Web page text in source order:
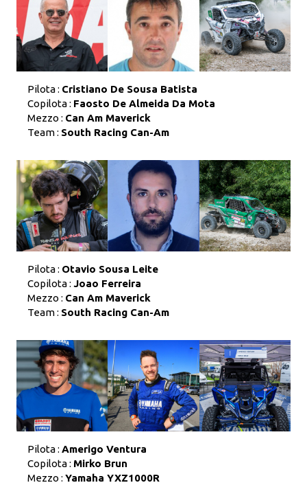
Pilota : Cristiano De Sousa Batista
Copilota : Faosto De Almeida Da Mota
Mezzo : Can Am Maverick
Team : South Racing Can-Am
Pilota : Otavio Sousa Leite
Copilota : Joao Ferreira
Mezzo : Can Am Maverick
Team : South Racing Can-Am
Pilota : Amerigo Ventura
Copilota : Mirko Brun
Mezzo : Yamaha YXZ1000R